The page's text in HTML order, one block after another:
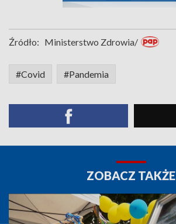
Źródło: Ministerstwo Zdrowia/
#Covid #Pandemia
ZOBACZ TAKŻE